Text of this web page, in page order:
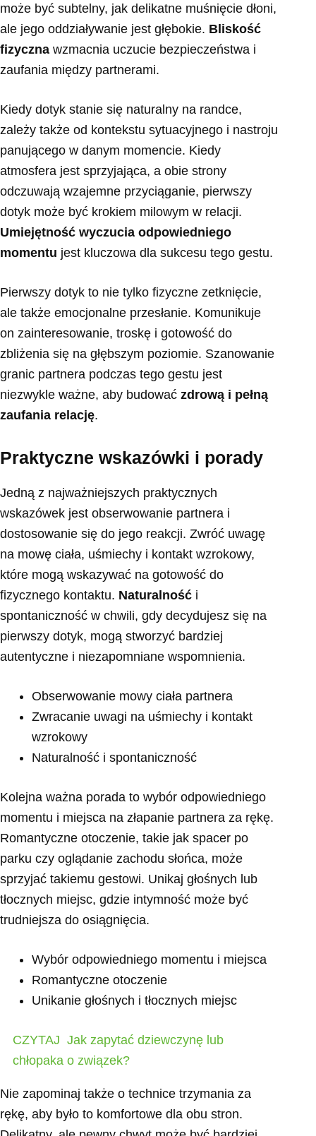
może być subtelny, jak delikatne muśnięcie dłoni,
ale jego oddziaływanie jest głębokie. Bliskość
fizyczna wzmacnia uczucie bezpieczeństwa i
zaufania między partnerami.
Kiedy dotyk stanie się naturalny na randce,
zależy także od kontekstu sytuacyjnego i nastroju
panującego w danym momencie. Kiedy
atmosfera jest sprzyjająca, a obie strony
odczuwają wzajemne przyciąganie, pierwszy
dotyk może być krokiem milowym w relacji.
Umiejętność wyczucia odpowiedniego
momentu jest kluczowa dla sukcesu tego gestu.
Pierwszy dotyk to nie tylko fizyczne zetknięcie,
ale także emocjonalne przesłanie. Komunikuje
on zainteresowanie, troskę i gotowość do
zbliżenia się na głębszym poziomie. Szanowanie
granic partnera podczas tego gestu jest
niezwykle ważne, aby budować zdrową i pełną
zaufania relację.
Praktyczne wskazówki i porady
Jedną z najważniejszych praktycznych
wskazówek jest obserwowanie partnera i
dostosowanie się do jego reakcji. Zwróć uwagę
na mowę ciała, uśmiechy i kontakt wzrokowy,
które mogą wskazywać na gotowość do
fizycznego kontaktu. Naturalność i
spontaniczność w chwili, gdy decydujesz się na
pierwszy dotyk, mogą stworzyć bardziej
autentyczne i niezapomniane wspomnienia.
Obserwowanie mowy ciała partnera
Zwracanie uwagi na uśmiechy i kontakt
wzrokowy
Naturalność i spontaniczność
Kolejna ważna porada to wybór odpowiedniego
momentu i miejsca na złapanie partnera za rękę.
Romantyczne otoczenie, takie jak spacer po
parku czy oglądanie zachodu słońca, może
sprzyjać takiemu gestowi. Unikaj głośnych lub
tłocznych miejsc, gdzie intymność może być
trudniejsza do osiągnięcia.
Wybór odpowiedniego momentu i miejsca
Romantyczne otoczenie
Unikanie głośnych i tłocznych miejsc
CZYTAJ Jak zapytać dziewczynę lub
chłopaka o związek?
Nie zapominaj także o technice trzymania za
rękę, aby było to komfortowe dla obu stron.